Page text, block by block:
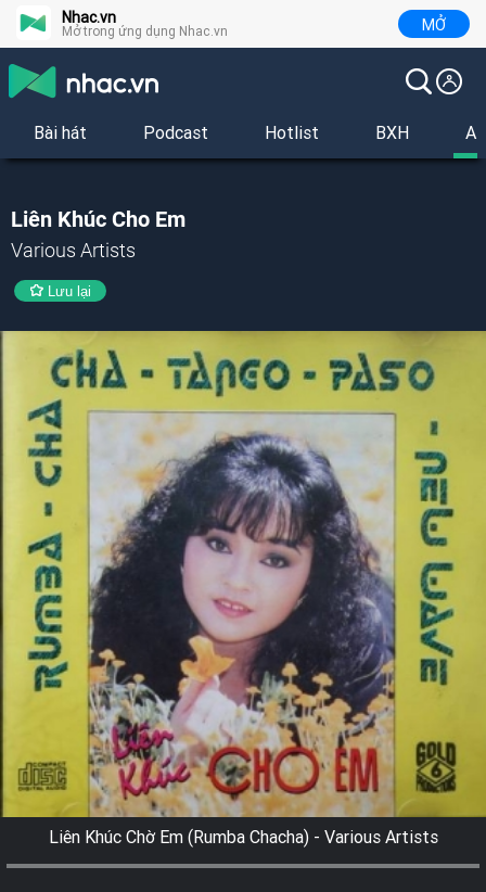
Nhac.vn
Mở trong ứng dụng Nhac.vn MỞ
Bài hát Podcast Hotlist BXH
Liên Khúc Cho Em
Various Artists
Lưu lại
Liên Khúc Chờ Em (Rumba Chacha) - Various Artists